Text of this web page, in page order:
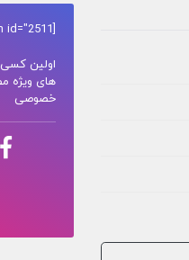
[mc4wp_form id="2511"]
اولین
های ویژه
خصوصی